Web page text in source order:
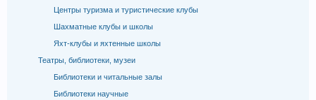
Центры туризма и туристические клубы
Шахматные клубы и школы
Яхт-клубы и яхтенные школы
Театры, библиотеки, музеи
Библиотеки и читальные залы
Библиотеки научные